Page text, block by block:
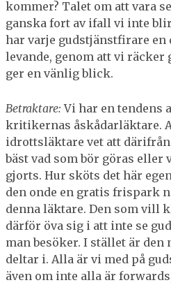
kommer? Talet om att vara
ganska fort av ifall vi inte
har varje gudstjänstfirare
levande, genom att vi räcker
ger en vänlig blick.
Betraktare: Vi har en tendens
kritikernas åskådarläktare.
idrottsläktare vet att
bäst vad som bör göras eller
gjorts. Hur sköts det här
den onde en gratis frispark
denna läktare. Den som vill
därför öva sig i att inte se
man besöker. I stället är
deltar i. Alla är vi med på
även om inte alla är